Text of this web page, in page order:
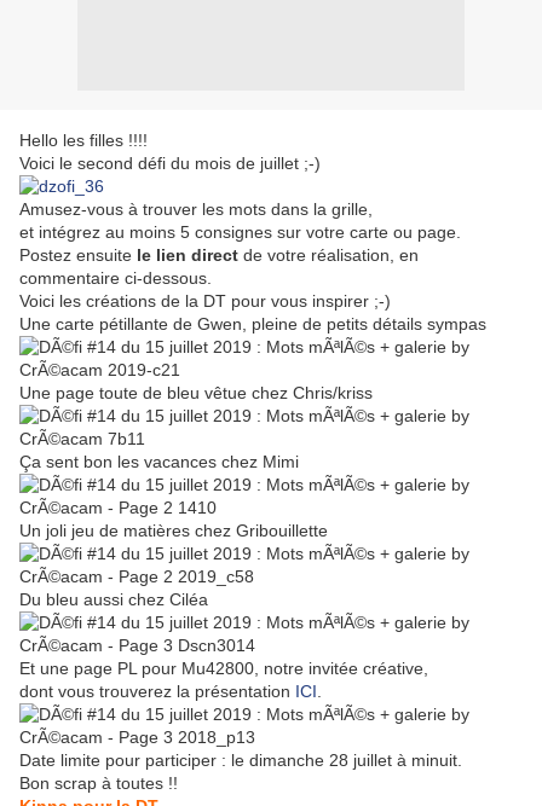
Hello les filles !!!!
Voici le second défi du mois de juillet ;-)
Amusez-vous à trouver les mots dans la grille,
et intégrez au moins 5 consignes sur votre carte ou page.
Postez ensuite le lien direct de votre réalisation, en
commentaire ci-dessous.
Voici les créations de la DT pour vous inspirer ;-)
Une carte pétillante de Gwen, pleine de petits détails sympas
Une page toute de bleu vêtue chez Chris/kriss
Ça sent bon les vacances chez Mimi
Un joli jeu de matières chez Gribouillette
Du bleu aussi chez Ciléa
Et une page PL pour Mu42800, notre invitée créative,
dont vous trouverez la présentation ICI
Date limite pour participer : le dimanche 28 juillet à minuit.
Bon scrap à toutes !!